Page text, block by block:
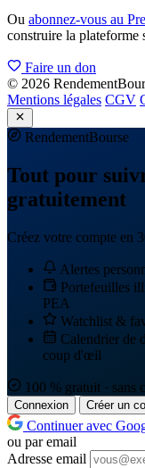
Ou abonnez-vous au
construire la plateforme
Faire un don
© 2026
Mentions légales CGV
RendementBourse
Tout pour
gratuitement
Créez votre compte en
Alertes
Portefeuilles
PEA
Watchlist &
Calendrier de
coup d'œil
100 % gratuit · sans
Connexion Créer un
Continuer avec
ou par email
Adresse email